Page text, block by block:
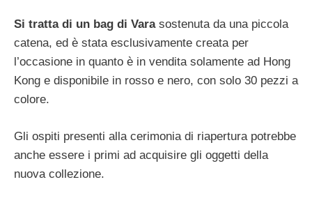
Si tratta di un bag di Varasostenuta da una piccola
catena, ed è stata esclusivamente creata per
l’occasione in quanto è in vendita solamente ad Hong
Kong e disponibile in rosso e nero, con solo 30 pezzi a
colore.
Gli ospiti presenti alla cerimonia di riapertura potrebbe
anche essere i primi ad acquisire gli oggetti della
nuova collezione.